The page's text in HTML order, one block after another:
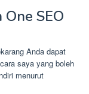
SEO
Anda dapat
saya yang boleh
menurut